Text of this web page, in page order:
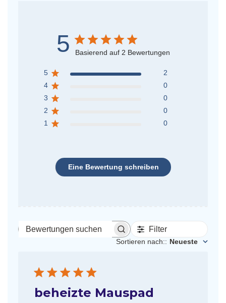
5 Basierend auf 2 Bewertungen
5
2
4
0
3
0
2
0
1
0
Eine Bewertung schreiben
Bewertungen
Filter
Sortieren nach:: Neueste
beheizte Mauspad